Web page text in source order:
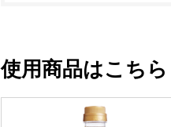
使用商品はこちら